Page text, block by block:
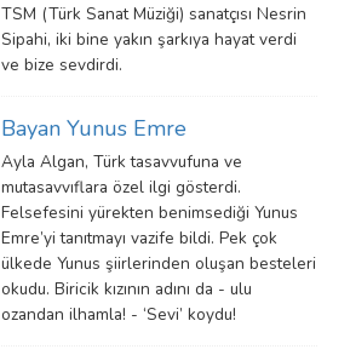
TSM (Türk Sanat Müziği) sanatçısı Nesrin
Sipahi, iki bine yakın şarkıya hayat verdi
ve bize sevdirdi.
Bayan Yunus Emre
Ayla Algan, Türk tasavvufuna ve
mutasavvıflara özel ilgi gösterdi.
Felsefesini yürekten benimsediği Yunus
Emre’yi tanıtmayı vazife bildi. Pek çok
ülkede Yunus şiirlerinden oluşan besteleri
okudu. Biricik kızının adını da - ulu
ozandan ilhamla! - ‘Sevi’ koydu!